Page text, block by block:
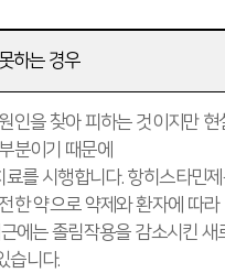
하는 경우
인을 찾아 피하는 것이지만 현
분이기 때문에
를 시행합니다. 항히스타민
한 약으로 약제와 환자에 따라
에는 졸림작용을 감소시킨 새
습니다.